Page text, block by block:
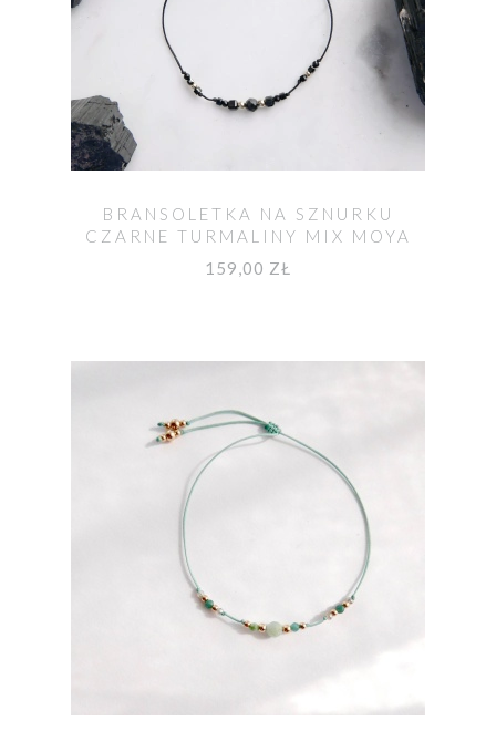
BRANSOLETKA NA SZNURKU
CZARNE TURMALINY MIX MOYA
159,00 ZŁ